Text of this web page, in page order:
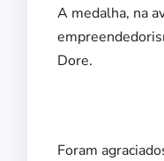
A medalha, na
Dore.
Foram